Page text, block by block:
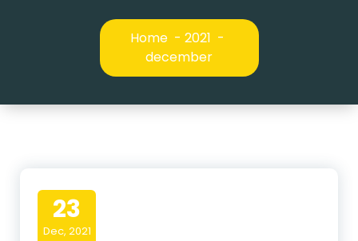
Home - 2021 -
december
23
Dec, 2021